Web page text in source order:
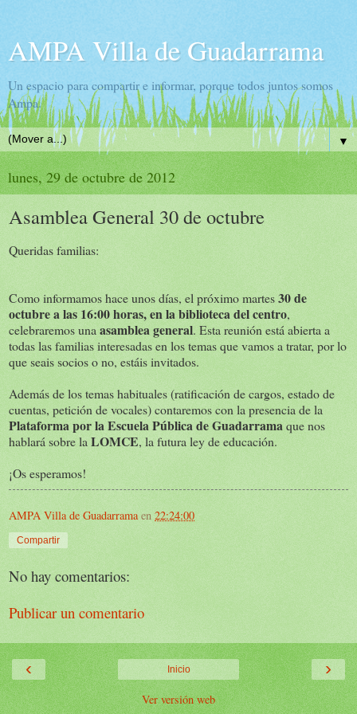
AMPA Villa de Guadarrama
Un espacio para compartir e informar, porque todos juntos somos
Ampa.
▼
lunes, 29 de octubre de 2012
Asamblea General 30 de octubre
Queridas familias:
Como informamos hace unos días, el próximo martes30 de
octubre a las 16:00 horas, en la biblioteca del centro,
celebraremos una asamblea general. Esta reunión está abierta a
todas las familias interesadas en los temas que vamos a tratar, por lo
que seais socios o no, estáis invitados.
Además de los temas habituales (ratificación de cargos, estado de
cuentas, petición de vocales) contaremos con la presencia de la
Plataforma por la Escuela Pública de Guadarramaque nos
hablará sobre la LOMCE, la futura ley de educación.
¡Os esperamos!
AMPA Villa de Guadarrama en 22:24:00
Compartir
No hay comentarios:
Publicar un comentario
‹ ›
Inicio
Ver versión web